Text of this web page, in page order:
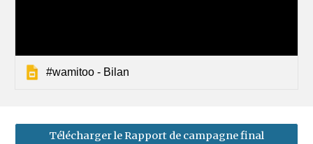
#wamitoo - Bilan
Télécharger le Rapport de campagne final